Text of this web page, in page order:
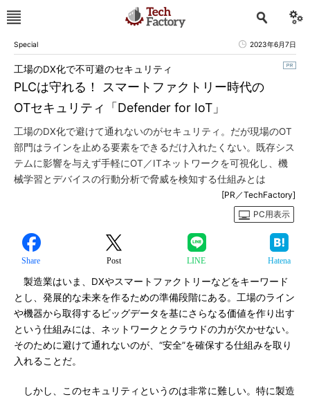
Special 2023年6月7日
PLCは守れる！ スマートファクトリー時代の
OTセキュリティ「Defender for IoT」
工場のDX化で不可避のセキュリティ
工場のDX化で避けて通れないのがセキュリティ。だが現場のOT
部門はラインを止める要素をできるだけ入れたくない。既存シス
テムに影響を与えず手軽にOT／ITネットワークを可視化し、機
械学習とデバイスの行動分析で脅威を検知する仕組みとは
[PR／TechFactory]
PC用表示
Share Post LINE Hatena
製造業はいま、DXやスマートファクトリーなどをキーワード
とし、発展的な未来を作るための準備段階にある。工場のライン
や機器から取得するビッグデータを基にさらなる価値を作り出す
という仕組みには、ネットワークとクラウドの力が欠かせない。
そのために避けて通れないのが、“安全”を確保する仕組みを取り
入れることだ。
しかし、このセキュリティというのは非常に難しい。特に製造